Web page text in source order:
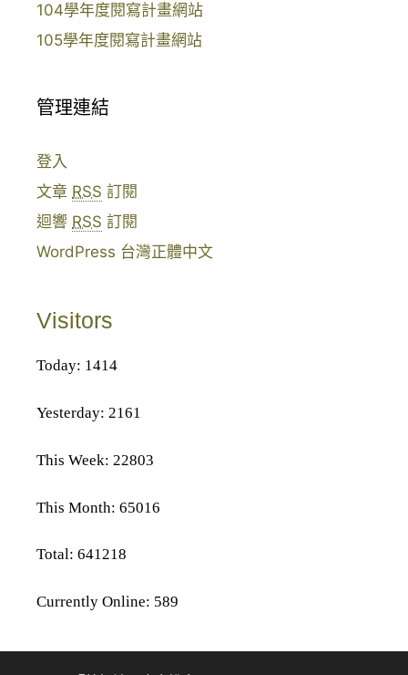
104學年度閱寫計畫網站
105學年度閱寫計畫網站
管理連結
登入
文章 RSS 訂閱
迴響 RSS 訂閱
WordPress 台灣正體中文
Visitors
Today: 1414
Yesterday: 2161
This Week: 22803
This Month: 65016
Total: 641218
Currently Online: 589